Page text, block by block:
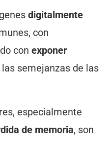
digitalmente
con
con exponer
las semejanzas de las
especialmente
de memoria, son